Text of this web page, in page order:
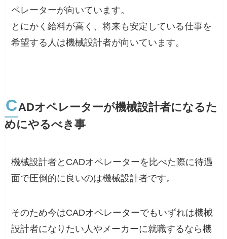
ペレーターが向いています。
とにかく給料が高く、将来も安定している仕事を
希望する人は機械設計者が向いています。
CADオペレーターが機械設計者になるた
めにやるべき事
機械設計者とCADオペレーターを比べた際に待遇
面で圧倒的に良いのは機械設計者です。
そのため今はCADオペレーターでもいずれは機械
設計者になりたい人やメーカーに就職するなら機